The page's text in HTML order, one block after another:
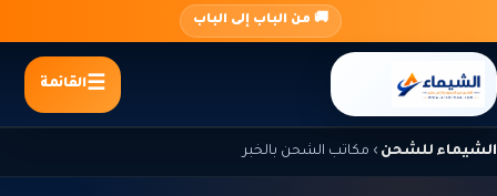
المحتوى
🚚 من الباب إلى الباب
القائمة
الشيماء للشحن › مكاتب الشحن بالخبر